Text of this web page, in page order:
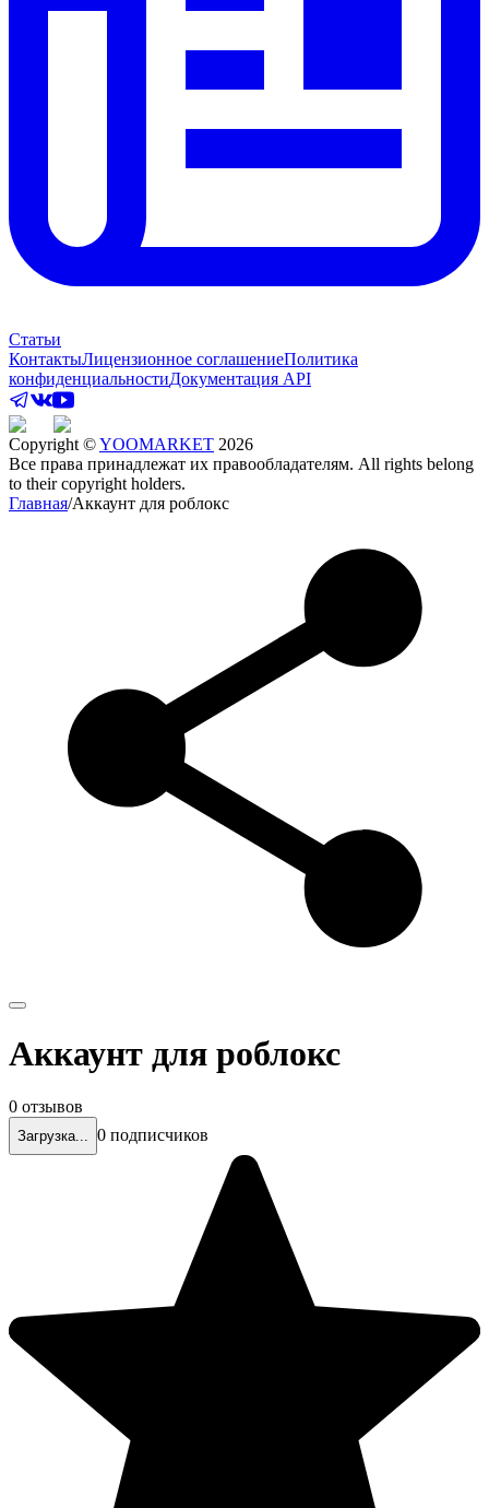
Статьи
КонтактыЛицензионное соглашениеПолитика
конфиденциальностиДокументация API
Copyright ©YOOMARKET 2026
Все права принадлежат их правообладателям. All rights belong
to their copyright holders.
Главная/Аккаунт для роблокс
Аккаунт для роблокс
0 отзывов
Загрузка... 0 подписчиков